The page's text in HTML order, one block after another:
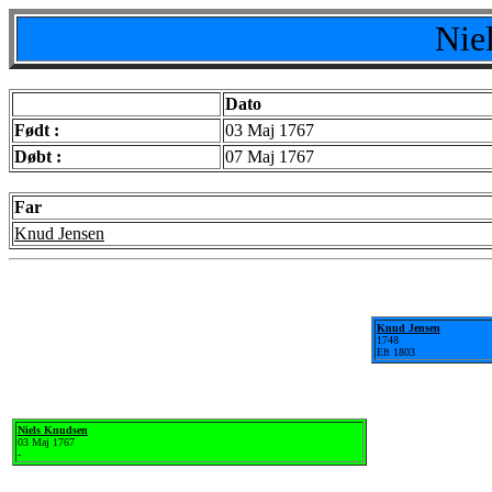
Dato
Født :
03 Maj 1767
Døbt :
07 Maj 1767
Far
Knud Jensen
Niels Knudsen
03 Maj 1767
-
Knud Jensen
1748
Eft 1803